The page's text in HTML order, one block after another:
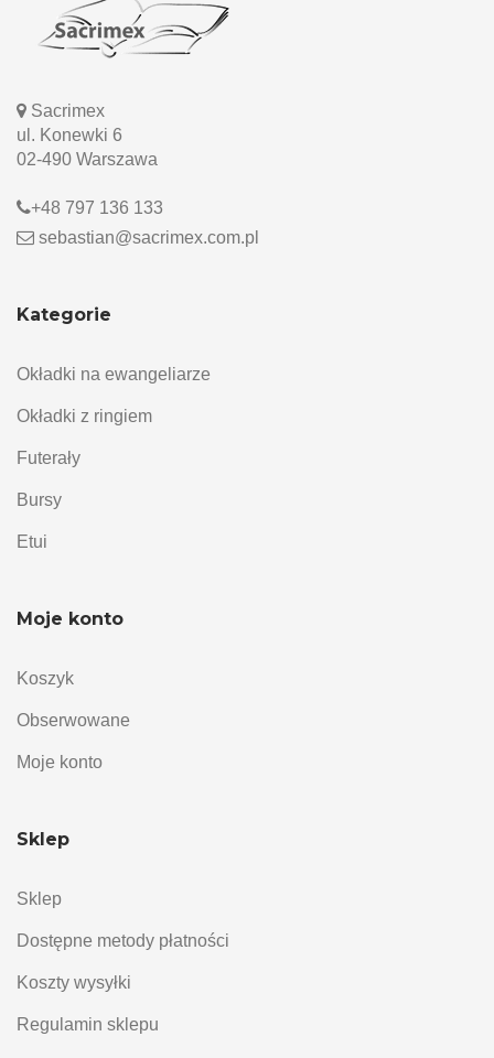
Sacrimex
ul. Konewki 6
02-490 Warszawa
+48 797 136 133
sebastian@sacrimex.com.pl
Kategorie
Okładki na ewangeliarze
Okładki z ringiem
Futerały
Bursy
Etui
Moje konto
Koszyk
Obserwowane
Moje konto
Sklep
Sklep
Dostępne metody płatności
Koszty wysyłki
Regulamin sklepu